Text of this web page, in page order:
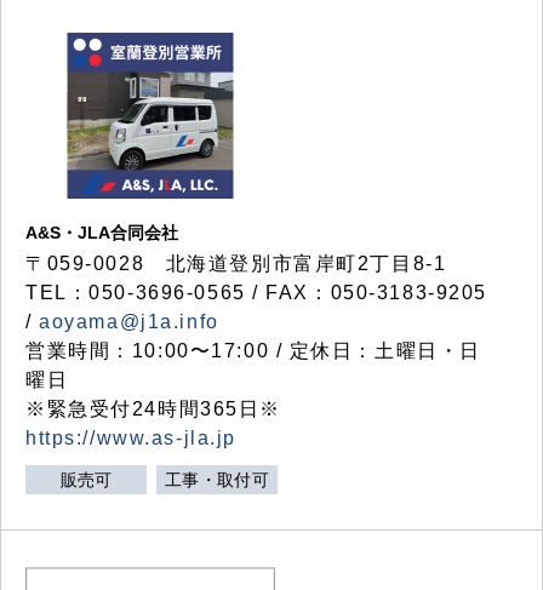
A&S・JLA合同会社
〒 059-0028 北海道登別市富岸町2丁目 8-1
TEL：050-3696-0565 / FAX：050-3183-9205
/aoyama@j1a.info
営業時間：10:00〜17:00 / 定休日：土曜日・日
曜日
※緊急受付24時間365日※
https://www.as-jla.jp
販売可 工事・取付可